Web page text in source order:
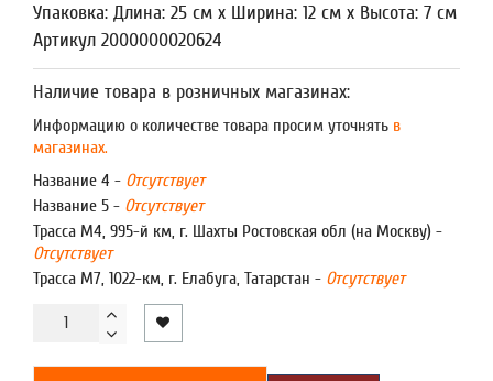
Упаковка: Длина: 25 см x Ширина: 12 см x Высота: 7 см
Артикул 2000000020624
Наличие товара в розничных магазинах:
Информацию о количестве товара просим уточнять в
магазинах.
Название 4 - Отсутствует
Название 5 - Отсутствует
Трасса М4, 995-й км, г. Шахты Ростовская обл (на Москву) -
Отсутствует
Трасса М7, 1022-км, г. Елабуга, Татарстан - Отсутствует